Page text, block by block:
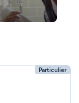
Particulier